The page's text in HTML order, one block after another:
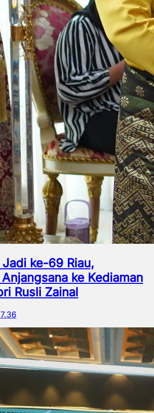
ke-69 Riau,
ke Kediaman
Rusli Zainal